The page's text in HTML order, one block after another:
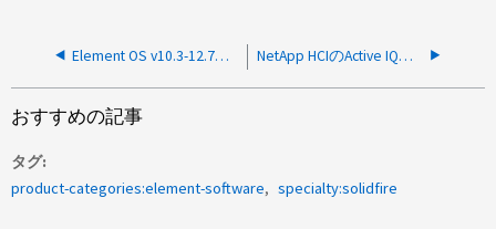
Element OS v10.3-12.7でSSHを有効または無効にする方法 NetApp HCIのActive IQコレクター サービスを有効にする方法
おすすめの記事
タグ
product-categories:element-software
specialty:solidfire